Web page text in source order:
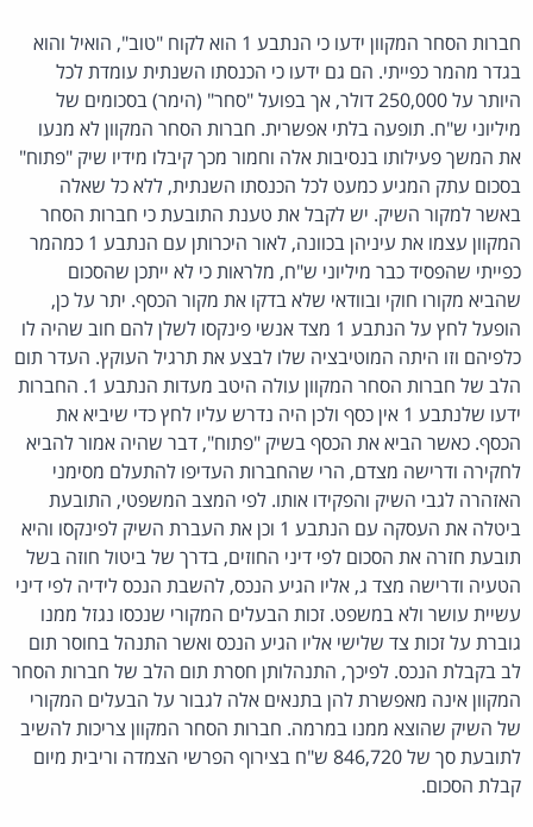
חברות הסחר המקוון ידעו כי הנתבע 1 הוא לקוח "טוב", הואיל והוא
בגדר מהמר כפייתי. הם גם ידעו כי הכנסתו השנתית עומדת לכל
היותר על 250,000 דולר, אך בפועל "סחר" (הימר) בסכומים של
מיליוני ש"ח. תופעה בלתי אפשרית. חברות הסחר המקוון לא מנעו
את המשך פעילותו בנסיבות אלה וחמור מכך קיבלו מידיו שיק "פתוח"
בסכום עתק המגיע כמעט לכל הכנסתו השנתית, ללא כל שאלה
באשר למקור השיק. יש לקבל את טענת התובעת כי חברות הסחר
המקוון עצמו את עיניהן בכוונה, לאור היכרותן עם הנתבע 1 כמהמר
כפייתי שהפסיד כבר מיליוני ש"ח, מלראות כי לא ייתכן שהסכום
שהביא מקורו חוקי ובוודאי שלא בדקו את מקור הכסף. יתר על כן,
הופעל לחץ על הנתבע 1 מצד אנשי פינקסו לשלן להם חוב שהיה לו
כלפיהם וזו היתה המוטיבציה שלו לבצע את תרגיל העוקץ. העדר תום
הלב של חברות הסחר המקוון עולה היטב מעדות הנתבע 1. החברות
ידעו שלנתבע 1 אין כסף ולכן היה נדרש עליו לחץ כדי שיביא את
הכסף. כאשר הביא את הכסף בשיק "פתוח", דבר שהיה אמור להביא
לחקירה ודרישה מצדם, הרי שהחברות העדיפו להתעלם מסימני
האזהרה לגבי השיק והפקידו אותו. לפי המצב המשפטי, התובעת
ביטלה את העסקה עם הנתבע 1 וכן את העברת השיק לפינקסו והיא
תובעת חזרה את הסכום לפי דיני החוזים, בדרך של ביטול חוזה בשל
הטעיה ודרישה מצד ג, אליו הגיע הנכס, להשבת הנכס לידיה לפי דיני
עשיית עושר ולא במשפט. זכות הבעלים המקורי שנכסו נגזל ממנו
גוברת על זכות צד שלישי אליו הגיע הנכס ואשר התנהל בחוסר תום
לב בקבלת הנכס. לפיכך, התנהלותן חסרת תום הלב של חברות הסחר
המקוון אינה מאפשרת להן בתנאים אלה לגבור על הבעלים המקורי
של השיק שהוצא ממנו במרמה. חברות הסחר המקוון צריכות להשיב
לתובעת סך של 846,720 ש"ח בצירוף הפרשי הצמדה וריבית מיום
קבלת הסכום.